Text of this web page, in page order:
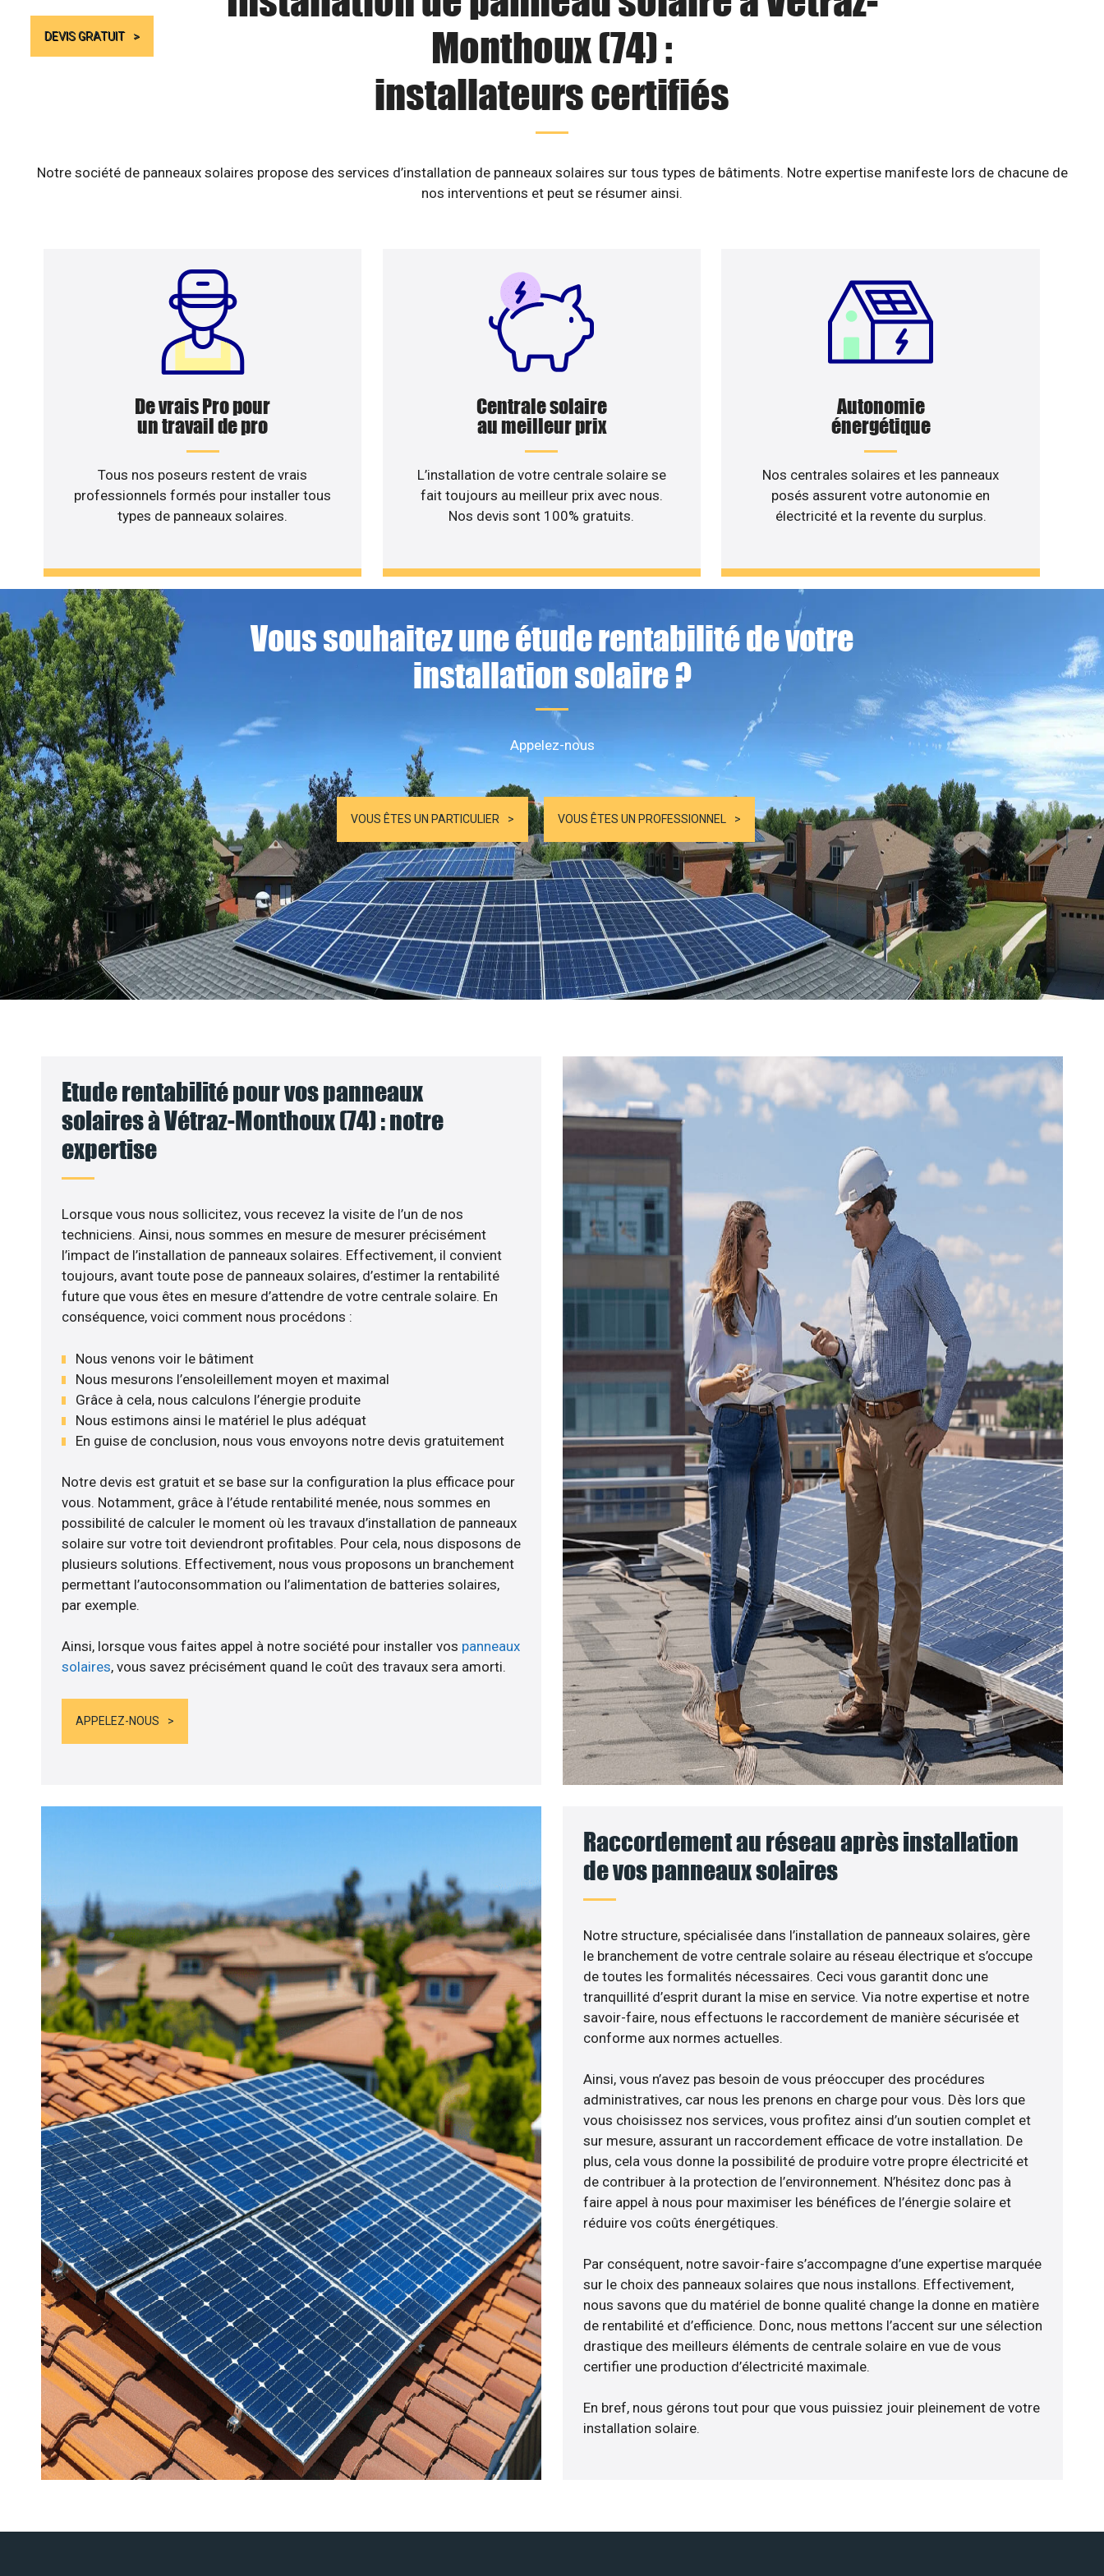
DEVIS GRATUIT
Monthoux (74) :
installateurs certifiés
Notre société de panneaux solaires propose des services d’installation de panneaux solaires sur tous types de bâtiments. Notre expertise manifeste lors de chacune de
nos interventions et peut se résumer ainsi.
De vrais Pro pour
un travail de pro
Tous nos poseurs restent de vrais
professionnels formés pour installer tous
types de panneaux solaires.
Centrale solaire
au meilleur prix
L’installation de votre centrale solaire se
fait toujours au meilleur prix avec nous.
Nos devis sont 100% gratuits.
Autonomie
énergétique
Nos centrales solaires et les panneaux
posés assurent votre autonomie en
électricité et la revente du surplus.
Vous souhaitez une étude rentabilité de votre
installation solaire ?
Appelez-nous
VOUS ÊTES UN PARTICULIER VOUS ÊTES UN PROFESSIONNEL
Etude rentabilité pour vos panneaux
solaires à Vétraz-Monthoux (74) : notre
expertise
Lorsque vous nous sollicitez, vous recevez la visite de l’un de nos
techniciens. Ainsi, nous sommes en mesure de mesurer précisément
l’impact de l’installation de panneaux solaires. Effectivement, il convient
toujours, avant toute pose de panneaux solaires, d’estimer la rentabilité
future que vous êtes en mesure d’attendre de votre centrale solaire. En
conséquence, voici comment nous procédons :
Nous venons voir le bâtiment
Nous mesurons l’ensoleillement moyen et maximal
Grâce à cela, nous calculons l’énergie produite
Nous estimons ainsi le matériel le plus adéquat
En guise de conclusion, nous vous envoyons notre devis gratuitement
Notre devis est gratuit et se base sur la configuration la plus efficace pour
vous. Notamment, grâce à l’étude rentabilité menée, nous sommes en
possibilité de calculer le moment où les travaux d’installation de panneaux
solaire sur votre toit deviendront profitables. Pour cela, nous disposons de
plusieurs solutions. Effectivement, nous vous proposons un branchement
permettant l’autoconsommation ou l’alimentation de batteries solaires,
par exemple.
Ainsi, lorsque vous faites appel à notre société pour installer vos panneaux
solaires, vous savez précisément quand le coût des travaux sera amorti.
APPELEZ-NOUS
Raccordement au réseau après installation
de vos panneaux solaires
Notre structure, spécialisée dans l’installation de panneaux solaires, gère
le branchement de votre centrale solaire au réseau électrique et s’occupe
de toutes les formalités nécessaires. Ceci vous garantit donc une
tranquillité d’esprit durant la mise en service. Via notre expertise et notre
savoir-faire, nous effectuons le raccordement de manière sécurisée et
conforme aux normes actuelles.
Ainsi, vous n’avez pas besoin de vous préoccuper des procédures
administratives, car nous les prenons en charge pour vous. Dès lors que
vous choisissez nos services, vous profitez ainsi d’un soutien complet et
sur mesure, assurant un raccordement efficace de votre installation. De
plus, cela vous donne la possibilité de produire votre propre électricité et
de contribuer à la protection de l’environnement. N’hésitez donc pas à
faire appel à nous pour maximiser les bénéfices de l’énergie solaire et
réduire vos coûts énergétiques.
Par conséquent, notre savoir-faire s’accompagne d’une expertise marquée
sur le choix des panneaux solaires que nous installons. Effectivement,
nous savons que du matériel de bonne qualité change la donne en matière
de rentabilité et d’efficience. Donc, nous mettons l’accent sur une sélection
drastique des meilleurs éléments de centrale solaire en vue de vous
certifier une production d’électricité maximale.
En bref, nous gérons tout pour que vous puissiez jouir pleinement de votre
installation solaire.